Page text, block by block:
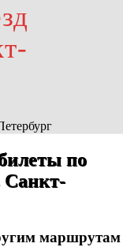
по
Санкт-
маршрутам